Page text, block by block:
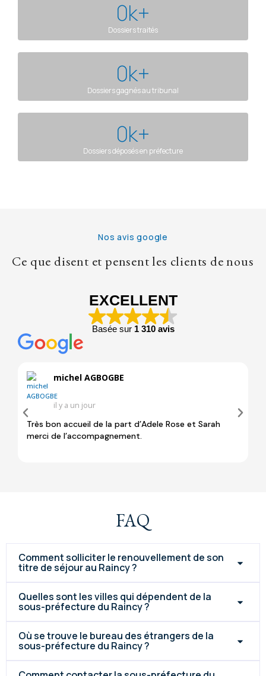
Dossiers traités
0k+
Dossiers gagnés au tribunal
0k+
Dossiers déposés en préfecture
0k+
Nos avis google
Ce que disent et pensent les clients de nous
EXCELLENT
Basée sur 1 310 avis
michel AGBOGBE
il y a un jour
Très bon accueil de la part d’Adele Rose et Sarah
merci de l’accompagnement.
FAQ
Comment solliciter le renouvellement de son
titre de séjour au Raincy ?
Quelles sont les villes qui dépendent de la
sous-préfecture du Raincy ?
Où se trouve le bureau des étrangers de la
sous-préfecture du Raincy ?